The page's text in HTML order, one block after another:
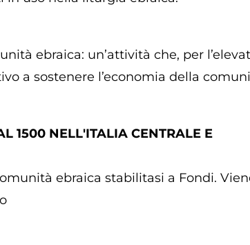
ebraica: un’attività che, per
a sostenere l’economia della
1500 NELL'ITALIA CENTRALE E
ebraica stabilitasi a Fondi.